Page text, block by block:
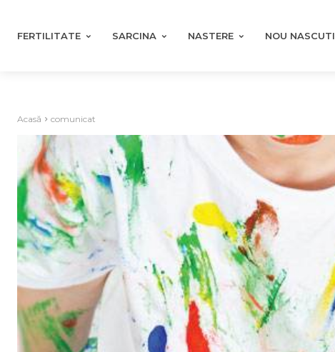
FERTILITATE SARCINA NASTERE NOU NASCUTI
Acasă comunicat